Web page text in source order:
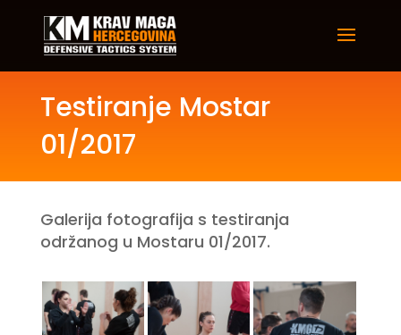
Testiranje Mostar
01/2017
Galerija fotografija s testiranja
održanog u Mostaru 01/2017.